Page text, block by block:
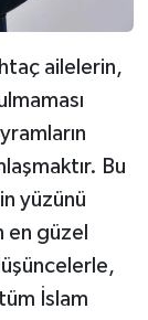
ailelerin,
Bu
yüzünü
en güzel
İslam